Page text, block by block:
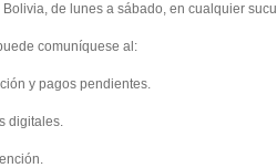
de lunes a sábado, en cualquier
comuníquese al:
y pagos pendientes.
digitales.